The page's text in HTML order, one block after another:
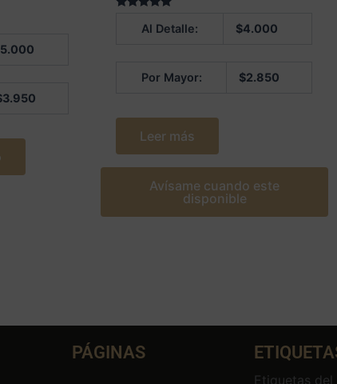
5.000
3.950
Al Detalle: $4.000
Por Mayor: $2.850
Leer más
Avísame cuando este
disponible
PÁGINAS
Etiquetas